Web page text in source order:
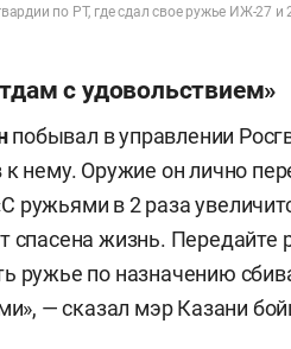
по РТ, где сдал свое ружье ИЖ-27 и
с удовольствием»
побывал в управлении
нему. Оружие он лично
в 2 раза
спасена жизнь. Передайте
ружье по назначению
— сказал мэр Казани